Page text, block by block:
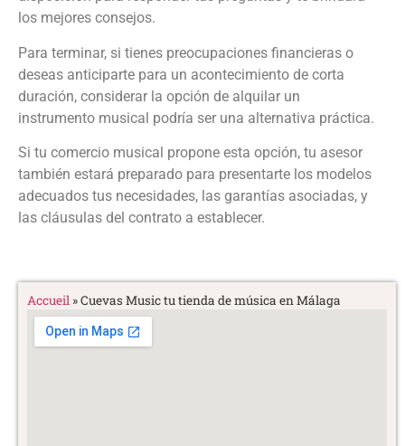
los mejores consejos.
Para terminar, si tienes preocupaciones financieras o
deseas anticiparte para un acontecimiento de corta
duración, considerar la opción de alquilar un
instrumento musical podría ser una alternativa práctica.
Si tu comercio musical propone esta opción, tu asesor
también estará preparado para presentarte los modelos
adecuados tus necesidades, las garantías asociadas, y
las cláusulas del contrato a establecer.
Accueil »Cuevas Music tu tienda de música en Málaga